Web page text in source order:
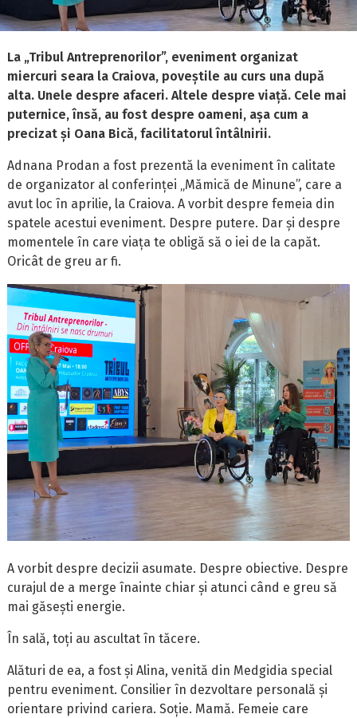
La „Tribul Antreprenorilor”, eveniment organizat
miercuri seara la Craiova, poveștile au curs una după
alta. Unele despre afaceri. Altele despre viață. Cele mai
puternice, însă, au fost despre oameni, așa cum a
precizat și Oana Bică, facilitatorul întâlnirii.
Adnana Prodan a fost prezentă la eveniment în calitate
de organizator al conferinței „Mămică de Minune”, care a
avut loc în aprilie, la Craiova. A vorbit despre femeia din
spatele acestui eveniment. Despre putere. Dar și despre
momentele în care viața te obligă să o iei de la capăt.
Oricât de greu ar fi.
A vorbit despre decizii asumate. Despre obiective. Despre
curajul de a merge înainte chiar și atunci când e greu să
mai găsești energie.
În sală, toți au ascultat în tăcere.
Alături de ea, a fost și Alina, venită din Medgidia special
pentru eveniment. Consilier în dezvoltare personală și
orientare privind cariera. Soție. Mamă. Femeie care